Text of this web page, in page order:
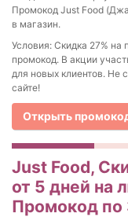
Промокод Just Food
в магазин.
Условия: Скидка 27% на
промокод. В акции
для новых клиентов. Не
сайте!
Открыть
Just Food,
от 5 дней на
Промокод по